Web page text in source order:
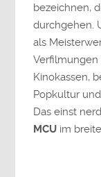
bezeichnen,
durchgehen.
als
Verfilmungen
Kinokassen,
Popkultur
Das einst
MCU im